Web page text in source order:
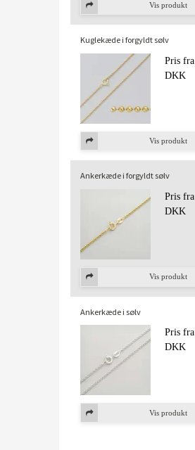
Vis produkt
Kuglekæde i forgyldt sølv
Pris fra
DKK
Vis produkt
Ankerkæde i forgyldt sølv
Pris fra
DKK
Vis produkt
Ankerkæde i sølv
Pris fra
DKK
Vis produkt